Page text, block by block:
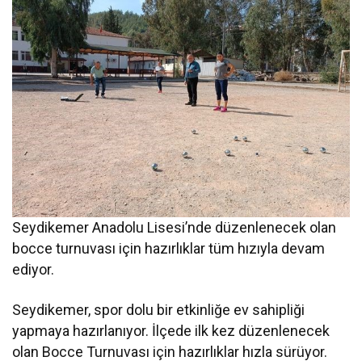
Seydikemer Anadolu Lisesi’nde düzenlenecek olan
bocce turnuvası için hazırlıklar tüm hızıyla devam
ediyor.
Seydikemer, spor dolu bir etkinliğe ev sahipliği
yapmaya hazırlanıyor. İlçede ilk kez düzenlenecek
olan Bocce Turnuvası için hazırlıklar hızla sürüyor.